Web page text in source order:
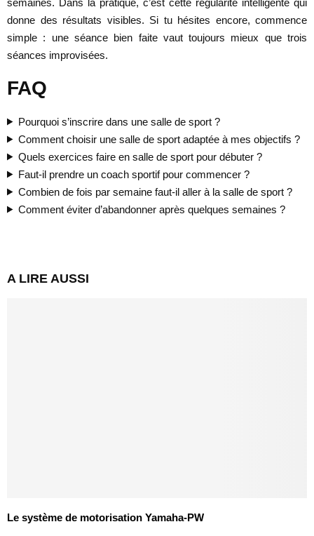
donne des résultats visibles. Si tu hésites encore, commence
simple : une séance bien faite vaut toujours mieux que trois
séances improvisées.
FAQ
Pourquoi s’inscrire dans une salle de sport ?
Comment choisir une salle de sport adaptée à mes objectifs ?
Quels exercices faire en salle de sport pour débuter ?
Faut-il prendre un coach sportif pour commencer ?
Combien de fois par semaine faut-il aller à la salle de sport ?
Comment éviter d’abandonner après quelques semaines ?
A LIRE AUSSI
Le système de motorisation Yamaha-PW